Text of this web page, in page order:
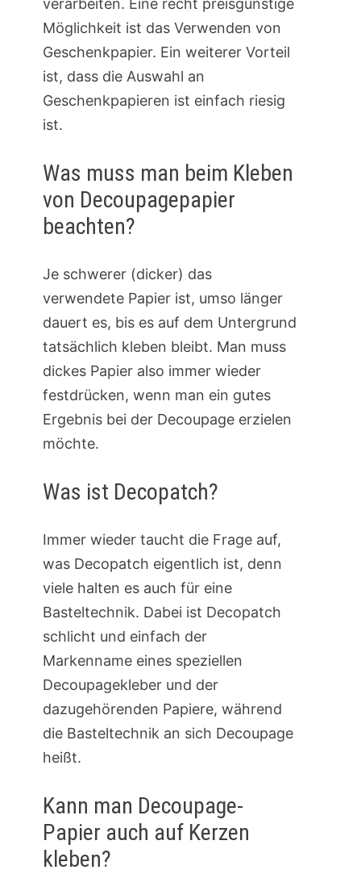
verarbeiten. Eine recht preisgünstige
Möglichkeit ist das Verwenden von
Geschenkpapier. Ein weiterer Vorteil
ist, dass die Auswahl an
Geschenkpapieren ist einfach riesig
ist.
Was muss man beim Kleben
von Decoupagepapier
beachten?
Je schwerer (dicker) das
verwendete Papier ist, umso länger
dauert es, bis es auf dem Untergrund
tatsächlich kleben bleibt. Man muss
dickes Papier also immer wieder
festdrücken, wenn man ein gutes
Ergebnis bei der Decoupage erzielen
möchte.
Was ist Decopatch?
Immer wieder taucht die Frage auf,
was Decopatch eigentlich ist, denn
viele halten es auch für eine
Basteltechnik. Dabei ist Decopatch
schlicht und einfach der
Markenname eines speziellen
Decoupagekleber und der
dazugehörenden Papiere, während
die Basteltechnik an sich Decoupage
heißt.
Kann man Decoupage-
Papier auch auf Kerzen
kleben?